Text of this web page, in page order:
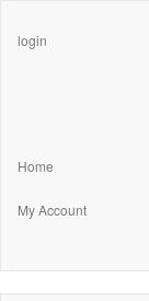
login
Home
My Account